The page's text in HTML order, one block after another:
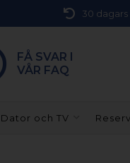
30
FÅ SVAR I
VÅR FAQ
Dator och TV